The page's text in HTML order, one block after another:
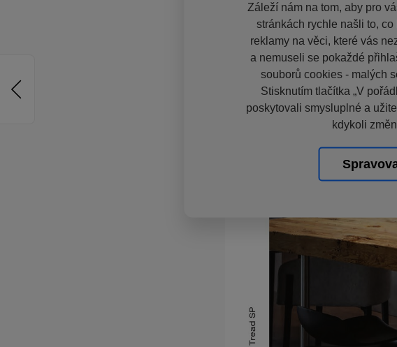
Záleží nám na tom, aby pro
stránkách rychle našli to,
reklamy na věci, které vás
a nemuseli se pokaždé
souborů cookies - malých
Stisknutím tlačítka „V
poskytovali smysluplné a
kdykoli